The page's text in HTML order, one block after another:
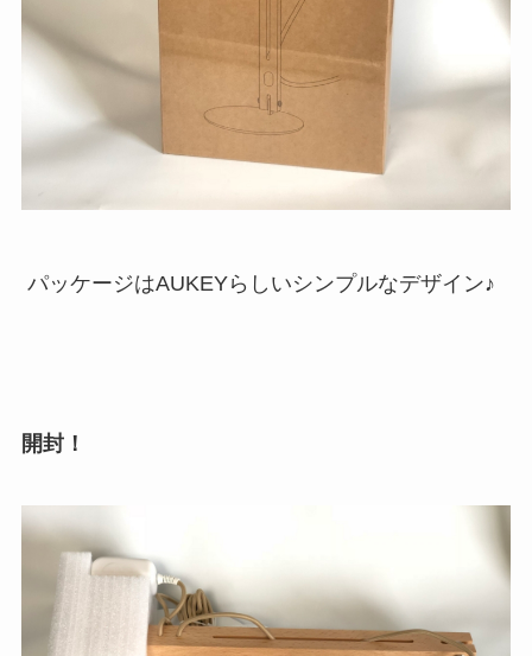
パッケージはAUKEYらしいシンプルなデザイン♪
開封！